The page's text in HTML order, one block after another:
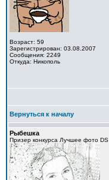
Возраст: 59
Зарегистрирован: 03.08.2007
Сообщения: 2249
Откуда: Никополь
Вернуться к началу
Рыбешка
Призер конкурса Лучшее фото DS